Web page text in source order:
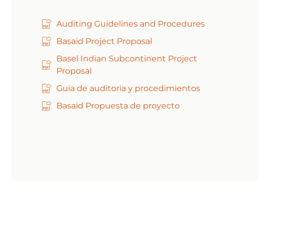
Auditing Guidelines and Procedures
Basaid Project Proposal
Basel Indian Subcontinent Project
Proposal
Guia de auditoria y procedimientos
Basaid Propuesta de proyecto